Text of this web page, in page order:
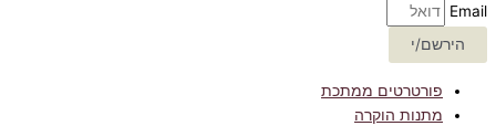
Email
הירשם/י
פורטרטים ממתכת
מתנות הוקרה